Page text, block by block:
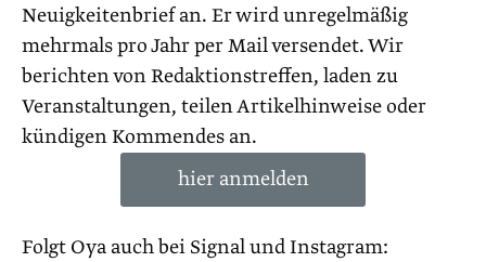
Neuigkeitenbrief an. Er wird unregelmäßig
mehrmals pro Jahr per Mail versendet. Wir
berichten von Redaktionstreffen, laden zu
Veranstaltungen, teilen Artikelhinweise oder
kündigen Kommendes an.
hier anmelden
Folgt Oya auch bei Signal und Instagram: